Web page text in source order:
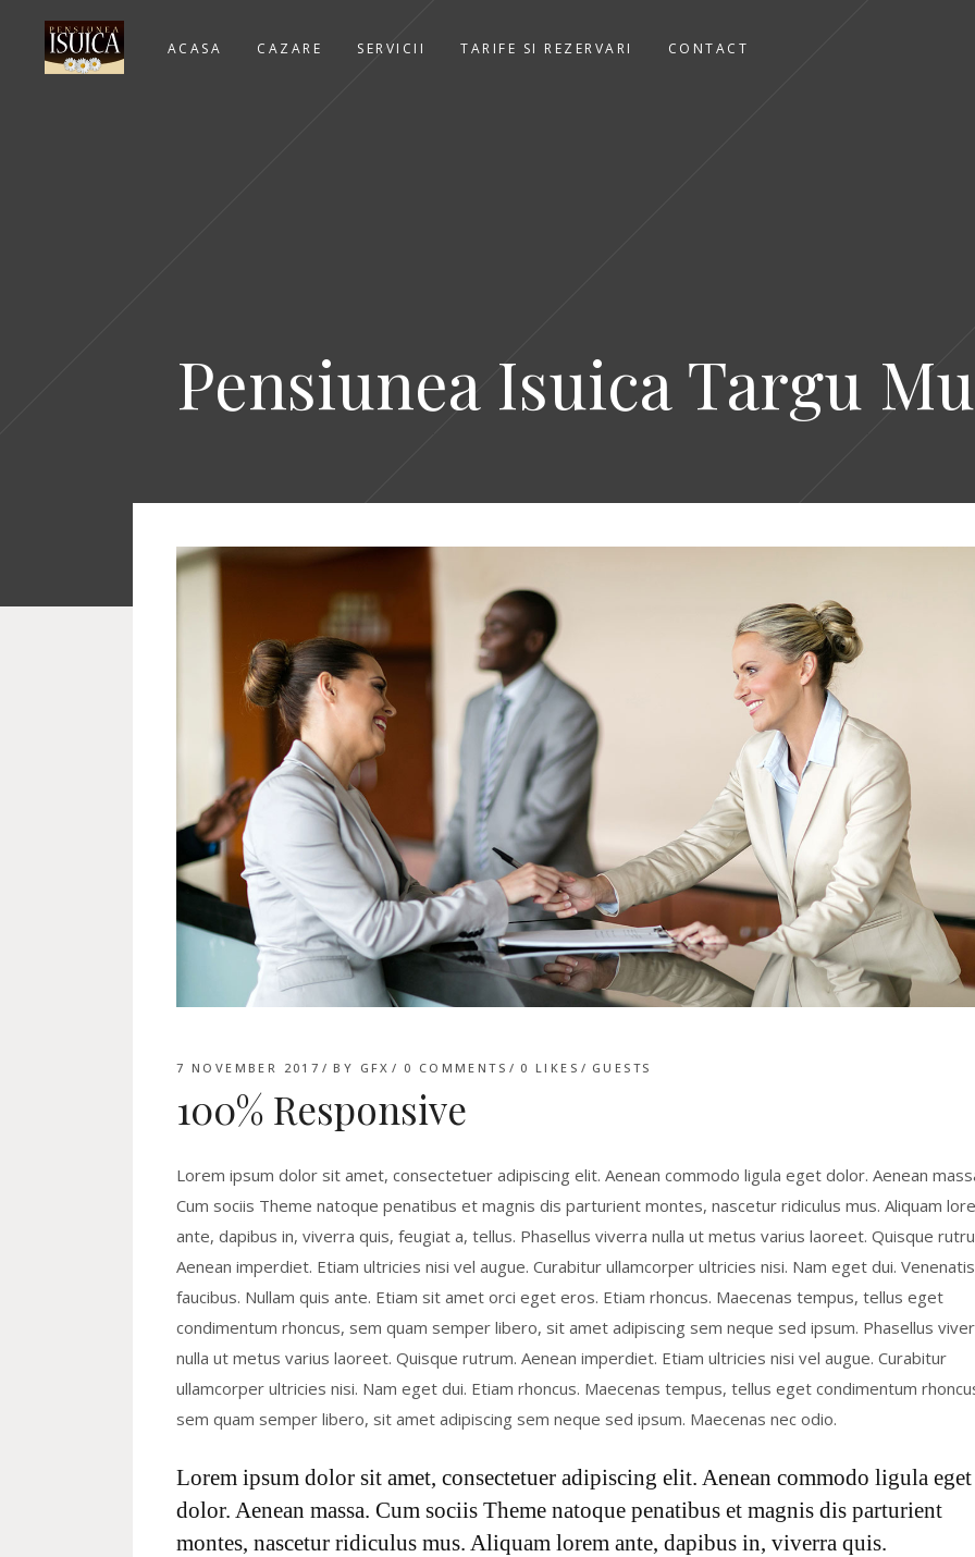
ACASA CAZARE SERVICII TARIFE SI REZERVARI CONTACT
Pensiunea Isuica Targu
7 NOVEMBER 2017 BY GFX 0 COMMENTS 0 LIKES GUESTS
100% Responsive
Lorem ipsum dolor sit amet, consectetuer adipiscing elit. Aenean commodo ligula eget dolor. Aenean
Cum sociis Theme natoque penatibus et magnis dis parturient montes, nascetur ridiculus mus. Aliquam
ante, dapibus in, viverra quis, feugiat a, tellus. Phasellus viverra nulla ut metus varius laoreet. Quisque
Aenean imperdiet. Etiam ultricies nisi vel augue. Curabitur ullamcorper ultricies nisi. Nam eget dui. Venenatis
faucibus. Nullam quis ante. Etiam sit amet orci eget eros. Etiam rhoncus. Maecenas tempus, tellus eget
condimentum rhoncus, sem quam semper libero, sit amet adipiscing sem neque sed ipsum. Phasellus
nulla ut metus varius laoreet. Quisque rutrum. Aenean imperdiet. Etiam ultricies nisi vel augue. Curabitur
ullamcorper ultricies nisi. Nam eget dui. Etiam rhoncus. Maecenas tempus, tellus eget condimentum
sem quam semper libero, sit amet adipiscing sem neque sed ipsum. Maecenas nec odio.
Lorem ipsum dolor sit amet, consectetuer adipiscing elit. Aenean commodo ligula eget
dolor. Aenean massa. Cum sociis Theme natoque penatibus et magnis dis parturient
montes, nascetur ridiculus mus. Aliquam lorem ante, dapibus in, viverra quis.